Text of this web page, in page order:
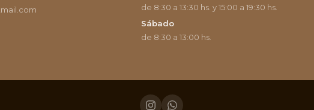
de 8:30 a 13:30 hs. y 15:00 a 19:30 hs.
Sábado
de 8:30 a 13:00 hs.